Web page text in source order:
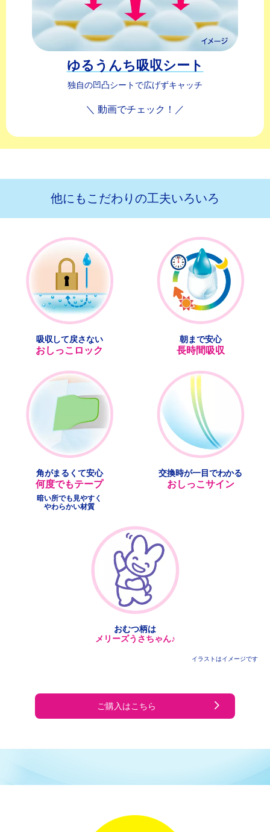
ゆるうんち 吸収シート
独自の凹凸シートで広げずキャッチ
＼ 動画でチェック！／
他にもこだわりの工夫いろいろ
吸収して戻さない
おしっこロック
朝まで安心
長時間吸収
角がまるくて安心
何度でもテープ
暗い所でも見やすく
やわらかい材質
交換時が一目でわかる
おしっこサイン
おむつ柄は
メリーズうさちゃん♪
イラストはイメージです
ご購入はこちら